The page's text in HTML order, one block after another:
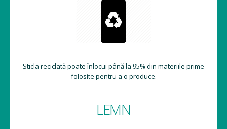
Sticla reciclată poate înlocui până la 95% din materiile prime
folosite pentru a o produce.
LEMN